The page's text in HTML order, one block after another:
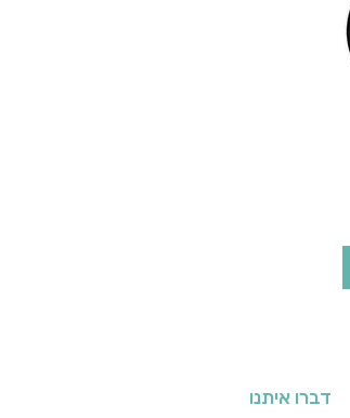
דברו איתנו